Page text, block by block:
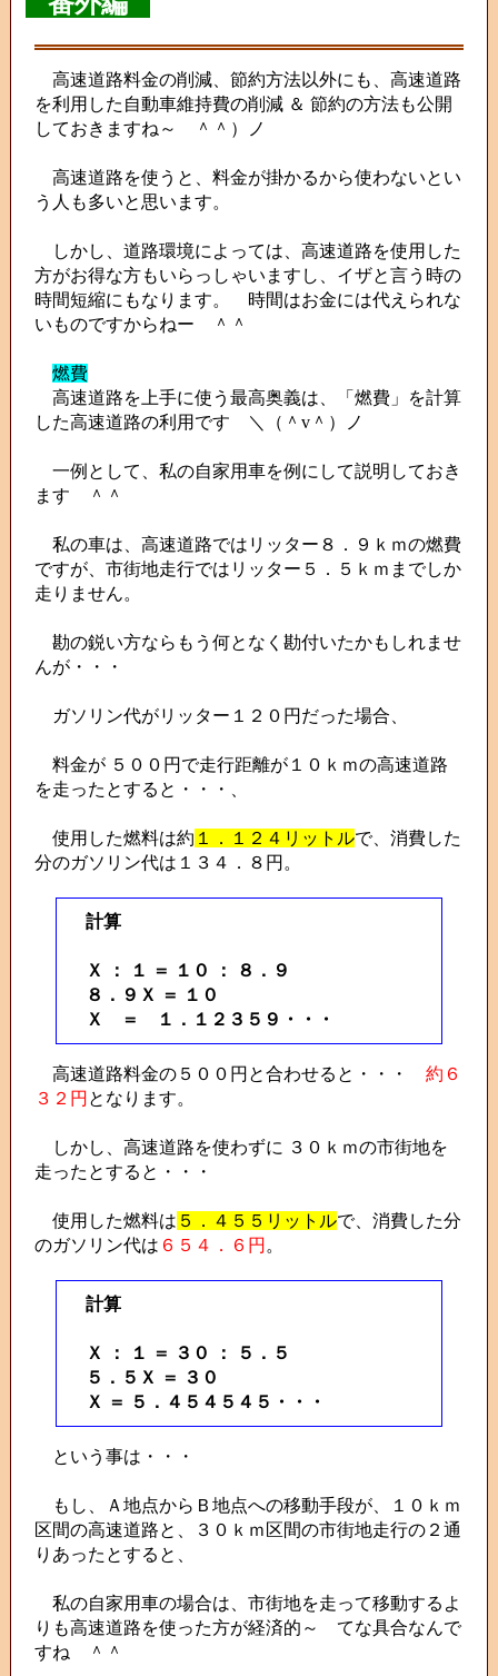
高速道路料金の削減、節約方法以外にも、高速道路
を利用した自動車維持費の削減 ＆ 節約の方法も公開
しておきますね～ ＾＾）ノ
高速道路を使うと、料金が掛かるから使わないとい
う人も多いと思います。
しかし、道路環境によっては、高速道路を使用した
方がお得な方もいらっしゃいますし、イザと言う時の
時間短縮にもなります。 時間はお金には代えられな
いものですからねー ＾＾
燃費
高速道路を上手に使う最高奥義は、「燃費」を計算
した高速道路の利用です ＼（＾v＾）ノ
一例として、私の自家用車を例にして説明しておき
ます ＾＾
私の車は、高速道路ではリッター８．９ｋｍの燃費
ですが、市街地走行ではリッター５．５ｋｍまでしか
走りません。
勘の鋭い方ならもう何となく勘付いたかもしれませ
んが・・・
ガソリン代がリッター１２０円だった場合、
料金が ５００円で走行距離が１０ｋｍの高速道路
を走ったとすると・・・、
使用した燃料は約 １．１２４リットルで、消費した
分のガソリン代は１３４．８円。
計算
Ｘ ： １ ＝ １０ ： ８．９
８．９Ｘ ＝ １０
Ｘ ＝ １．１２３５９・・・
高速道路料金の５００円と合わせると・・・約６
３２円 となります。
しかし、高速道路を使わずに ３０ｋｍの市街地を
走ったとすると・・・
使用した燃料は ５．４５５リットルで、消費した分
のガソリン代は ６５４．６円 。
計算
Ｘ ： １ ＝ ３０ ： ５．５
５．５Ｘ ＝ ３０
Ｘ ＝ ５．４５４５４５・・・
という事は・・・
もし、Ａ地点からＢ地点への移動手段が、１０ｋｍ
区間の高速道路と、３０ｋｍ区間の市街地走行の２通
りあったとすると、
私の自家用車の場合は、市街地を走って移動するよ
りも高速道路を使った方が経済的～ てな具合なんで
すね ＾＾